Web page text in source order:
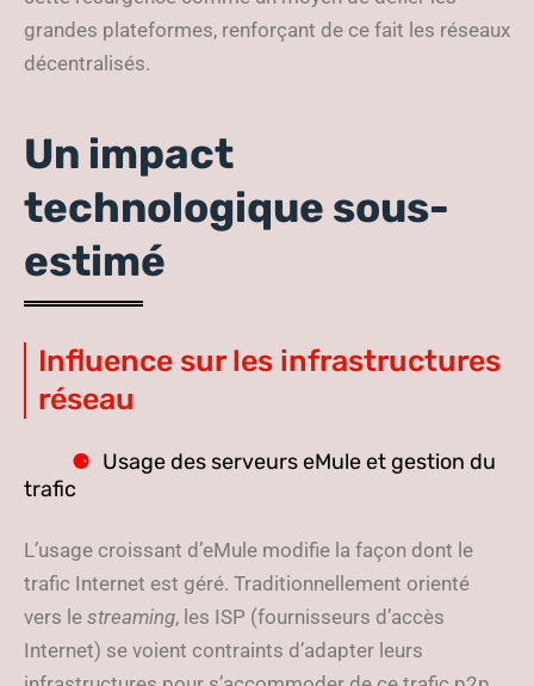
grandes plateformes, renforçant de ce fait les réseaux
décentralisés.
Un impact
technologique sous-
estimé
Influence sur les infrastructures
réseau
Usage des serveurs eMule et gestion du
trafic
L’usage croissant d’eMule modifie la façon dont le
trafic Internet est géré. Traditionnellement orienté
vers le streaming, les ISP (fournisseurs d’accès
Internet) se voient contraints d’adapter leurs